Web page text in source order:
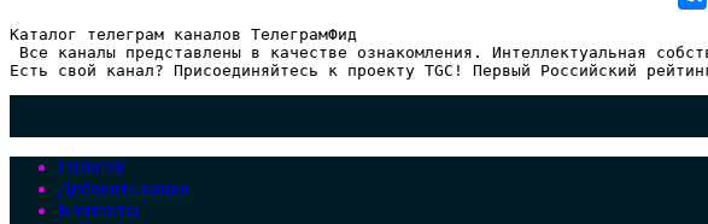
Каталог телеграм каналов ТелеграмФид
Все каналы представлены в качестве ознакомления. Интеллектуальная
Есть свой канал? Присоединяйтесь к проекту TGC! Первый Российский
Главная
Добавить канал
Контакты